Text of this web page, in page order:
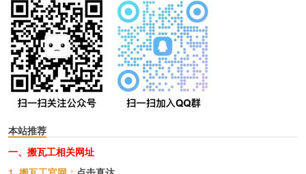
本站推荐
一、搬瓦工相关网址